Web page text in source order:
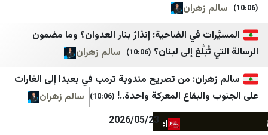
خبر فوری
Mypersia | ايران من
آفتاب نیوز
اتاق اصناف تهران
اخبار فوری / مهم 🔖
اعتماد آنلاین
مكتب إعلام الأسرى
غزة الان
فجر نيوز
فتح
زهران
في الضاحية: إنذارٌ بنار العدوان؟ وما مضمون
إلى لبنان؟ (10:06)
سالم زهران
من تصريح مندوبة ترمب في بعبدا إلى الغارات
المعركة واحدة..! (10:06)
سالم زهران
2026/05/23